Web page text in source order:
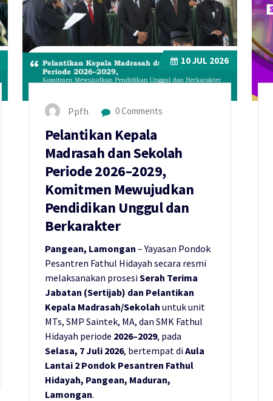
10JUL 2026
Ppfh 0 Comments
Pelantikan Kepala
Madrasah dan Sekolah
Periode 2026–2029,
Komitmen Mewujudkan
Pendidikan Unggul dan
Berkarakter
Pangean, Lamongan – Yayasan Pondok
Pesantren Fathul Hidayah secara resmi
melaksanakan prosesiSerah Terima
Jabatan (Sertijab) dan Pelantikan
Kepala Madrasah/Sekolah untuk unit
MTs, SMP Saintek, MA, dan SMK Fathul
Hidayah periode 2026–2029, pada
Selasa, 7 Juli 2026, bertempat diAula
Lantai 2 Pondok Pesantren Fathul
Hidayah, Pangean, Maduran,
Lamongan.